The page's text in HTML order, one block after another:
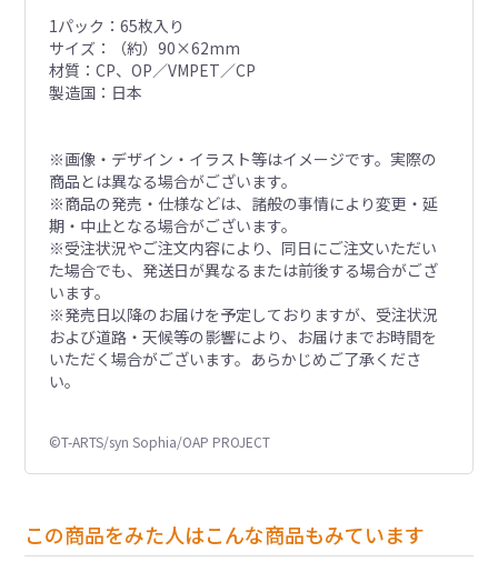
1パック：65枚入り
サイズ：（約）90×62mm
材質：CP、OP／VMPET／CP
製造国：日本
※画像・デザイン・イラスト等はイメージです。実際の
商品とは異なる場合がございます。
※商品の発売・仕様などは、諸般の事情により変更・延
期・中止となる場合がございます。
※受注状況やご注文内容により、同日にご注文いただい
た場合でも、発送日が異なるまたは前後する場合がござ
います。
※発売日以降のお届けを予定しておりますが、受注状況
および道路・天候等の影響により、お届けまでお時間を
いただく場合がございます。あらかじめご了承くださ
い。
©T-ARTS/syn Sophia/OAP PROJECT
この商品をみた人はこんな商品もみています